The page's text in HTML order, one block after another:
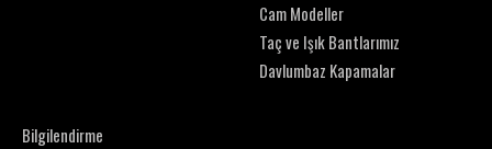
Cam Modeller
Taç ve Işık Bantlarımız
Davlumbaz Kapamalar
Bilgilendirme